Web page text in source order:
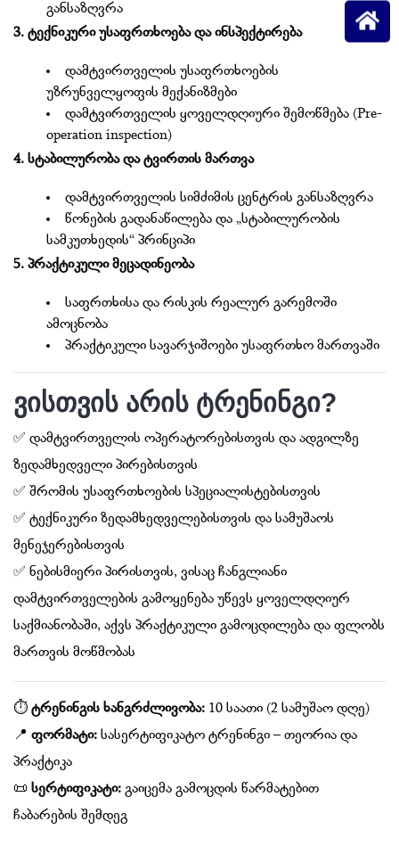
განსაზღვრა
3. ტექნიკური უსაფრთხოება და ინსპექტირება
დამტვირთველის უსაფრთხოების
უზრუნველყოფის მექანიზმები
დამტვირთველის ყოველდღიური შემოწმება (Pre-
operation inspection)
4. სტაბილურობა და ტვირთის მართვა
დამტვირთველის სიმძიმის ცენტრის განსაზღვრა
წონების გადანაწილება და „სტაბილურობის
სამკუთხედის“ პრინციპი
5. პრაქტიკული მეცადინეობა
საფრთხისა და რისკის რეალურ გარემოში
ამოცნობა
პრაქტიკული სავარჯიშოები უსაფრთხო მართვაში
ვისთვის არის ტრენინგი?
✅ დამტვირთველის ოპერატორებისთვის და ადგილზე
ზედამხედველი პირებისთვის
✅ შრომის უსაფრთხოების სპეციალისტებისთვის
✅ ტექნიკური ზედამხედველებისთვის და სამუშაოს
მენეჯერებისთვის
✅ ნებისმიერი პირისთვის, ვისაც ჩანგლიანი
დამტვირთველების გამოყენება უწევს ყოველდღიურ
საქმიანობაში, აქვს პრაქტიკული გამოცდილება და ფლობს
მართვის მოწმობას
⏱ ტრენინგის ხანგრძლივობა: 10 საათი (2 სამუშაო დღე)
📍 ფორმატი: სასერტიფიკატო ტრენინგი – თეორია და
პრაქტიკა
📜 სერტიფიკატი: გაიცემა გამოცდის წარმატებით
ჩაბარების შემდეგ